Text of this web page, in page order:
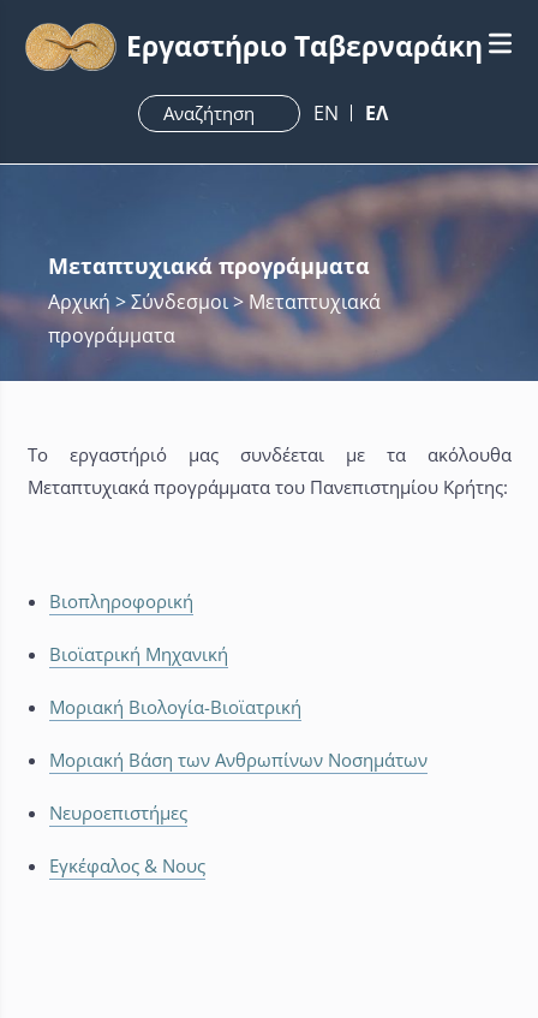
Εργαστήριο Ταβερναράκη
ΕN ΕΛ
Μεταπτυχιακά προγράμματα
Αρχική > Σύνδεσμοι > Μεταπτυχιακά
προγράμματα
Το εργαστήριό μας συνδέεται με τα ακόλουθα
Μεταπτυχιακά προγράμματα του Πανεπιστημίου Κρήτης:
Βιοπληροφορική
Βιοϊατρική Μηχανική
Μοριακή Βιολογία-Βιοϊατρική
Μοριακή Βάση των Ανθρωπίνων Νοσημάτων
Νευροεπιστήμες
Εγκέφαλος & Νους